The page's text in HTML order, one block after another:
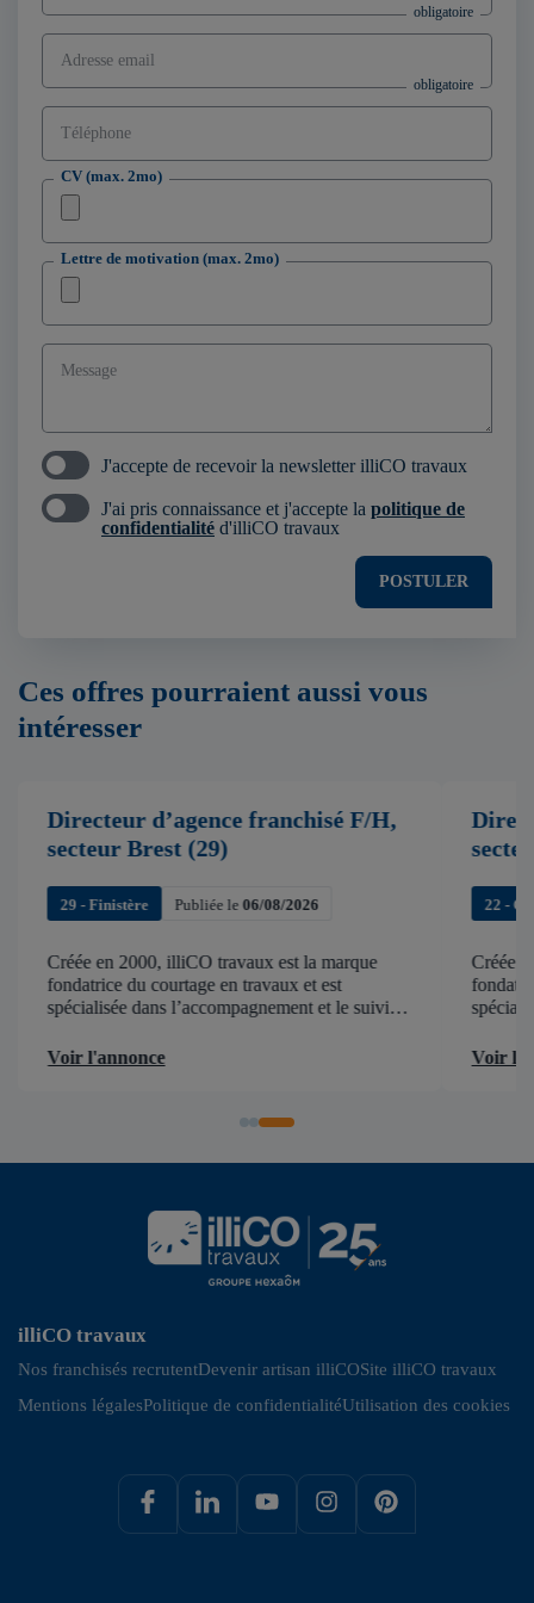
Adresse email
Téléphone
CV (max. 2mo)
Lettre de motivation (max. 2mo)
Message
J'accepte de recevoir la newsletter illiCO travaux
J'ai pris connaissance et j'accepte la politique de
confidentialité d'illiCO travaux
POSTULER
Ces offres pourraient aussi vous
intéresser
Directeur d’agence franchisé F/H,
secteur Brest (29)
29 - Finistère Publiée le06/08/2026
Créée en 2000, illiCO travaux est la marque
fondatrice du courtage en travaux et est
spécialisée dans l’accompagnement et le suivi
d’accélérer et de faciliter tous les projets […]
Voir l'annonce
22 -
Créée
Voir
illiCO travaux
Nos franchisés recrutentDevenir artisan illiCOSite illiCO travaux
Mentions légalesPolitique de confidentialitéUtilisation des cookies